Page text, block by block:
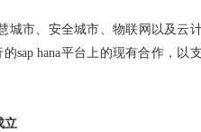
市、安全城市、 物联网 以及云
sap hana平台上的现有合作，以
立